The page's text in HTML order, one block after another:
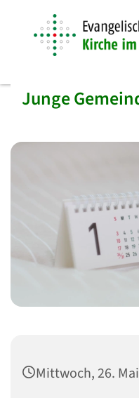
Junge
Mittwoch, 26.